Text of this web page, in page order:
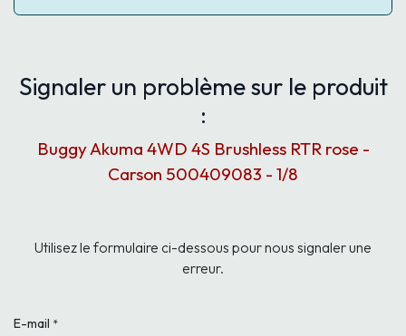
Signaler un problème sur le produit
:
Buggy Akuma 4WD 4S Brushless RTR rose -
Carson 500409083 - 1/8
Utilisez le formulaire ci-dessous pour nous signaler une
erreur.
E-mail *